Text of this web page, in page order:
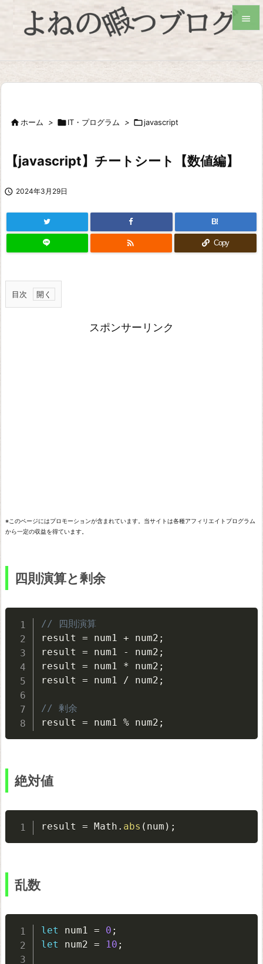

ホーム > IT・プログラム > javascript
【javascript】チートシート【数値編】
 2024年3月29日
B!
 Copy
目次
四
大
較
数
点
以
下
の
丸
目
数
算
差
さ
な
スポンサーリンク
※このページにはプロモーションが含まれています。当サイトは各種アフィリエイトプログラム
から一定の収益を得ています。
四則演算と剰余
// 四則演算
result = num1 + num2 ;
result = num1 - num2 ;
result = num1 * num2 ;
result = num1 / num2 ;
// 剰余
result = num1 % num2 ;
絶対値
result = Math . abs ( num ) ;
乱数
let num1 = 0 ;
let num2 = 10 ;